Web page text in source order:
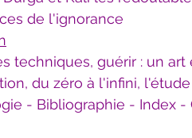
de l'ignorance
techniques, guérir : un
du zéro à l'infini,
- Bibliographie - Index -